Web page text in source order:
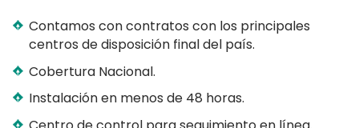
Contamos con contratos con los principales
centros de disposición final del país.
Cobertura Nacional.
Instalación en menos de 48 horas.